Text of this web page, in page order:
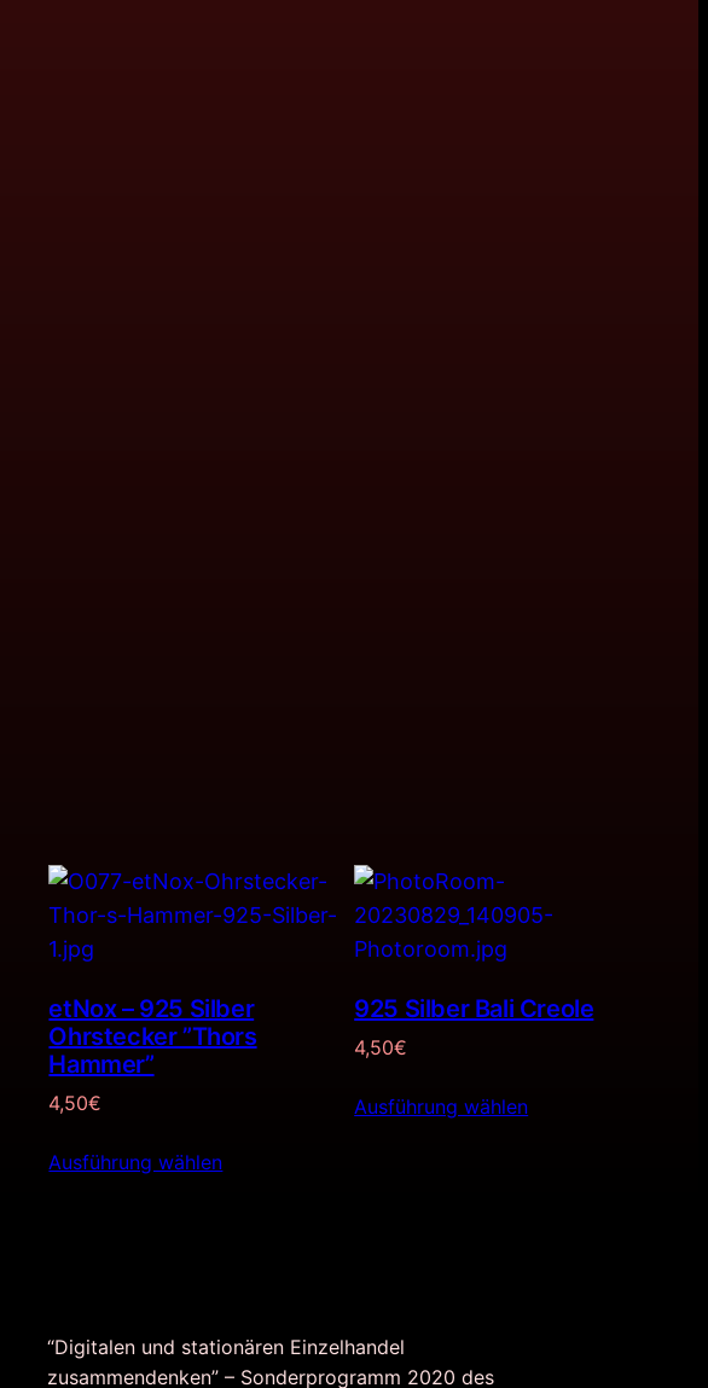
etNox – 925 Silber
Ohrstecker ”Thors
Hammer”
4,50€
Ausführung wählen
925 Silber Bali Creole
4,50€
Ausführung wählen
“Digitalen und stationären Einzelhandel
zusammendenken” – Sonderprogramm 2020 des